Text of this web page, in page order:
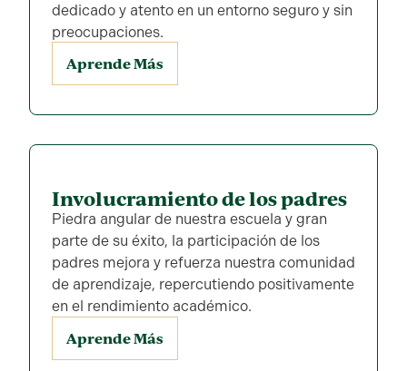
dedicado y atento en un entorno seguro y sin
preocupaciones.
Aprende Más
Involucramiento de los padres
Piedra angular de nuestra escuela y gran
parte de su éxito, la participación de los
padres mejora y refuerza nuestra comunidad
de aprendizaje, repercutiendo positivamente
en el rendimiento académico.
Aprende Más